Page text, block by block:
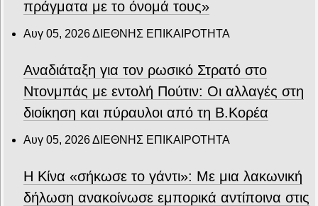
πράγματα με το όνομά τους»
Αυγ 05, 2026ΔΙΕΘΝΗΣ ΕΠΙΚΑΙΡΟΤΗΤΑ
Αναδιάταξη για τον ρωσικό Στρατό στο
Ντονμπάς με εντολή Πούτιν: Οι αλλαγές στη
διοίκηση και πύραυλοι από τη Β.Κορέα
Αυγ 05, 2026ΔΙΕΘΝΗΣ ΕΠΙΚΑΙΡΟΤΗΤΑ
Η Κίνα «σήκωσε το γάντι»: Με μια λακωνική
δήλωση ανακοίνωσε εμπορικά αντίποινα στις